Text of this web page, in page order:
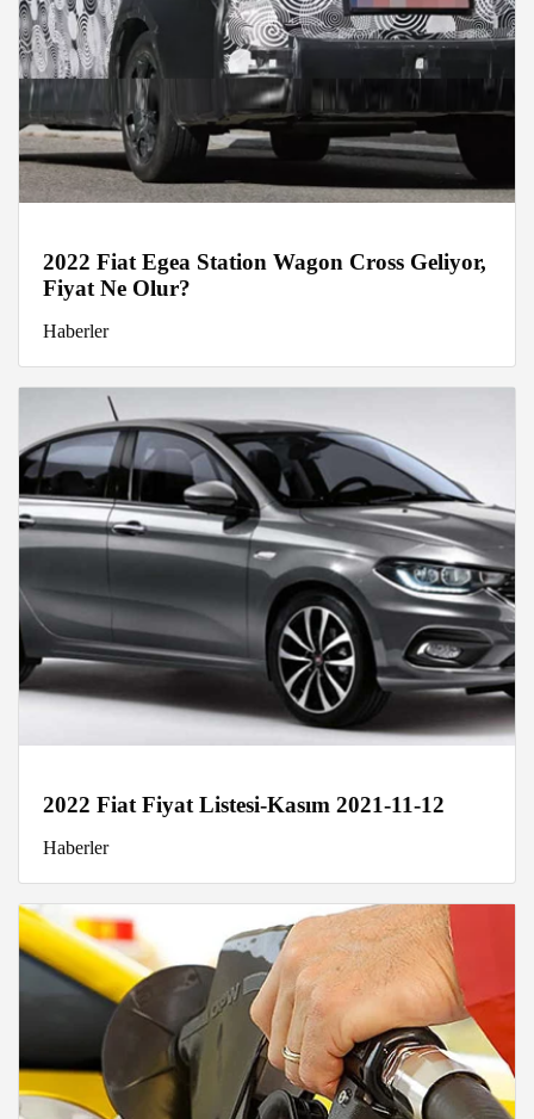
2022 Fiat Egea Station Wagon Cross Geliyor,
Fiyat Ne Olur?
Haberler
2022 Fiat Fiyat Listesi-Kasım 2021-11-12
Haberler